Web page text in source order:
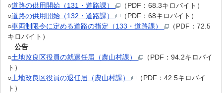
○道路の供用開始（131・道路課）
（PDF：68.3キロバイト）
○道路の供用開始（132・道路課）
（PDF：68キロバイト）
○車両制限令に定める道路の指定（133・道路課）
（PDF：72.5
キロバイト）
公告
○土地改良区役員の就退任届（農山村課）
（PDF：94.2キロバイ
ト）
○土地改良区役員の退任届（農山村課）
（PDF：42.5キロバイ
ト）